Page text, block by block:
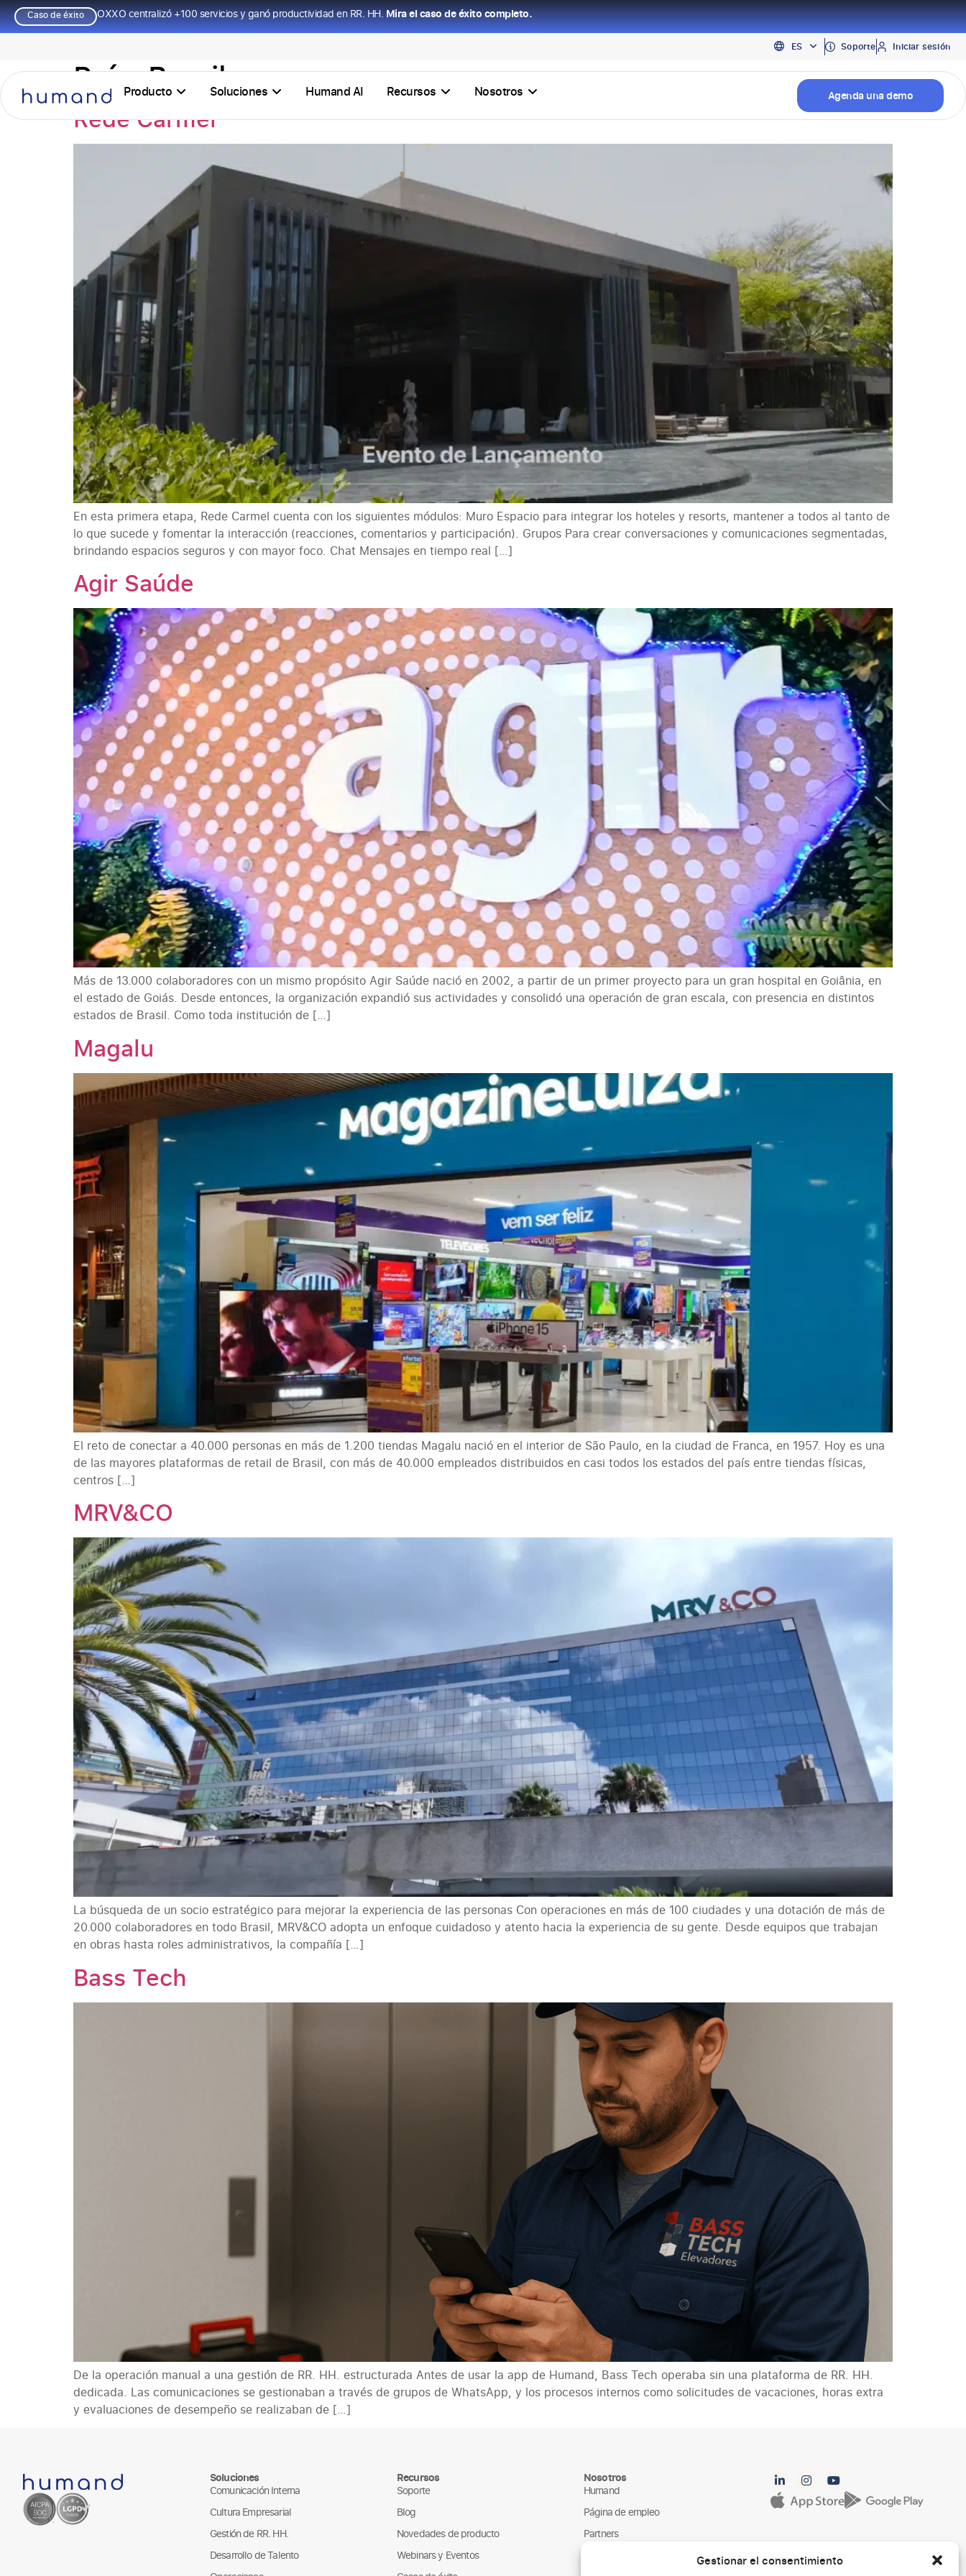
Gestionar el consentimiento
Caso de éxito OXXO centralizó +100 servicios y ganó productividad en RR. HH.Mira el caso de éxito completo.
ES
EN
PT
Soporte Iniciar sesión
Producto Soluciones Humand AI Recursos Nosotros Agenda una demo
País:Brasil
Rede Carmel
En esta primera etapa, Rede Carmel cuenta con los siguientes módulos: Muro Espacio para integrar los hoteles y resorts, mantener a todos al tanto de
lo que sucede y fomentar la interacción (reacciones, comentarios y participación). Grupos Para crear conversaciones y comunicaciones segmentadas,
brindando espacios seguros y con mayor foco. Chat Mensajes en tiempo real […]
Agir Saúde
Más de 13.000 colaboradores con un mismo propósito Agir Saúde nació en 2002, a partir de un primer proyecto para un gran hospital en Goiânia, en
el estado de Goiás. Desde entonces, la organización expandió sus actividades y consolidó una operación de gran escala, con presencia en distintos
estados de Brasil. Como toda institución de […]
Magalu
El reto de conectar a 40.000 personas en más de 1.200 tiendas Magalu nació en el interior de São Paulo, en la ciudad de Franca, en 1957. Hoy es una
de las mayores plataformas de retail de Brasil, con más de 40.000 empleados distribuidos en casi todos los estados del país entre tiendas físicas,
centros […]
MRV&CO
La búsqueda de un socio estratégico para mejorar la experiencia de las personas Con operaciones en más de 100 ciudades y una dotación de más de
20.000 colaboradores en todo Brasil, MRV&CO adopta un enfoque cuidadoso y atento hacia la experiencia de su gente. Desde equipos que trabajan
en obras hasta roles administrativos, la compañía […]
Bass Tech
De la operación manual a una gestión de RR. HH. estructurada Antes de usar la app de Humand, Bass Tech operaba sin una plataforma de RR. HH.
dedicada. Las comunicaciones se gestionaban a través de grupos de WhatsApp, y los procesos internos como solicitudes de vacaciones, horas extra
y evaluaciones de desempeño se realizaban de […]
Soluciones
Comunicación Interna
Cultura Empresarial
Gestión de RR. HH.
Desarrollo de Talento
Recursos
Soporte
Blog
Novedades de producto
Webinars y Eventos
Nosotros
Humand
Página de empleo
Partners